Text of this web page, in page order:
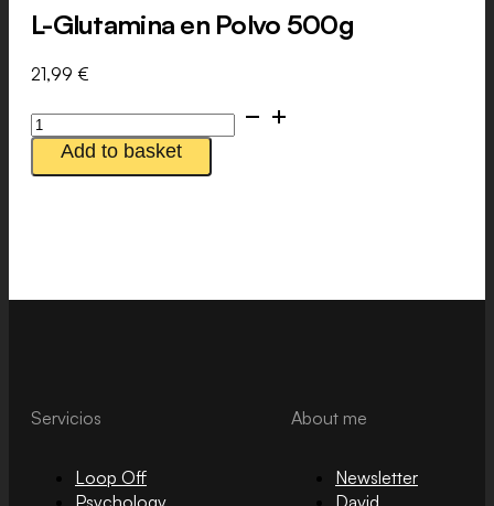
L-Glutamina en Polvo 500g
21,99 €
L-
Glutamina
Add to basket
Servicios
Loop Off
Psychology
About me
Newsletter
David